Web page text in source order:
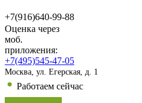
+7(916)640-99-88
Оценка через
моб.
приложения:
+7(495)545-47-05
Москва, ул. Егерская, д. 1
• Работаем сейчас